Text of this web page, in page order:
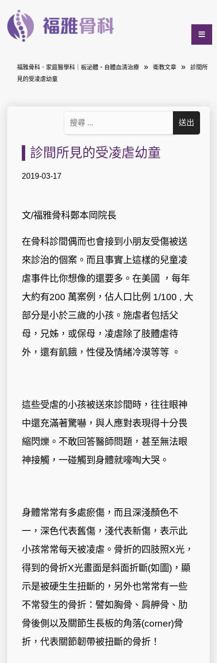
福雅骨科．家庭醫學科｜板泌體、自體血清治療 衛教文章
診間所
見的受凌虐幼童
診間所見的受凌虐幼童
2019-03-17
文/福雅骨科鄭本岡院長
在骨科診間偶而也會接到小朋友受傷被送
來診治的個案。而且事實上這樣的兒童凌
虐事件比你想像的還要多。在美國 ，每年
大約有200 萬案例，佔人口比例 1/100 , 大
部分是小於三歲的小孩。施虐者包括父
母，兄姊，或保母，凌虐除了肢體虐待
外，還有飢餓，性侵及情緒冷漠等等 。
這些受虐的小孩被送來診間時，往往眼神
中還充滿著驚嚇，與人應對表現得十分畏
縮閃爍。不敢回答醫師問題，甚至無法眼
神接觸，一碰觸到身體就嚎啕大哭。
身體常常有多處瘀傷，而且深淺顏色不
一，深色代表舊傷，淺代表新傷，表示此
小孩常常每天被凌虐。骨折的四肢照X光，
得到的骨折X光畫面是斜面折斷(如圖)，顯
示是被硬生生扭斷的，另外也常常有一些
不常發生的骨折：譬如胸骨、肩舺骨、肋
骨後側以及關節生長板的角落(corner)骨
折，代表關節韌帶被扭斷的骨折！